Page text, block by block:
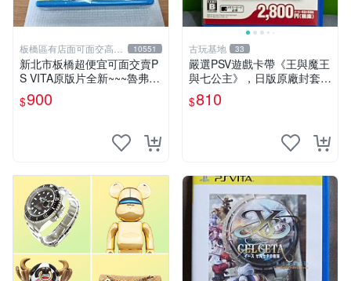
板橋區有店面可面交高價
回收電玩
10551
新北市板橋超便宜可面交賣P
S VITA原版片全新~~~魯弗蘭
的地下迷宮與魔女的旅團~~~
便宜賣
$900
古玩基地 33
嚴選PSV遊戲卡帶《王與魔王
與七公主》，日版原廠封套，
雙面精美封面，實測暢玩無障
礙。久藏家中，輕微使用痕
估。古董級遊戲限量收
$810